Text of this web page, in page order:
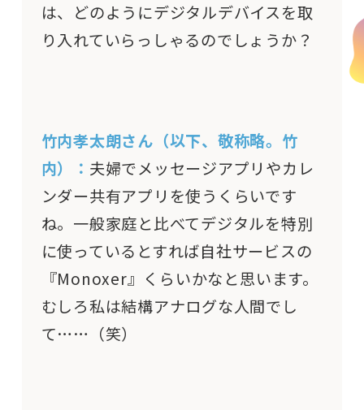
は、どのようにデジタルデバイスを取
り入れていらっしゃるのでしょうか？
竹内孝太朗さん（以下、敬称略。竹
内）： 夫婦でメッセージアプリやカレ
ンダー共有アプリを使うくらいです
ね。一般家庭と比べてデジタルを特別
に使っているとすれば自社サービスの
『Monoxer』くらいかなと思います。
むしろ私は結構アナログな人間でし
て……（笑）